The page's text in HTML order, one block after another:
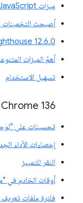
ميزات JavaScript القديمة
أصبحت التخمينات
12.6.0
أهمّ الميزات
تسهيل الاستخدام
Chrome 136
تحسينات على
إحصاءات الأداء
النقر للتمييز
أوقات الخادم في
فلترة ملفات